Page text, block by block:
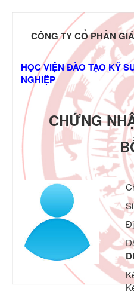
CÔNG TY CỔ PHẦN
HỌC VIỆN ĐÀO TẠO KỸ
NGHIỆP
CHỨNG